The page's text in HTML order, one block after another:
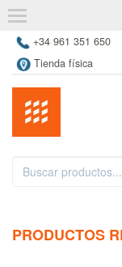
+34 961 351 650
Tienda física
PRODUCTOS